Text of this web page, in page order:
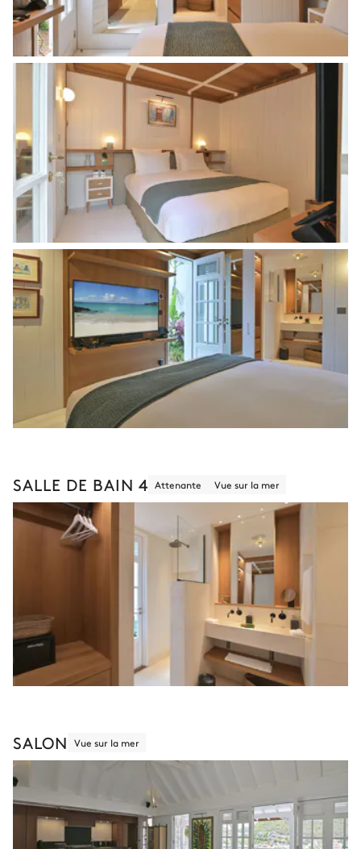
SALLE DE BAIN 4 Attenante Vue sur la mer
SALON Vue sur la mer